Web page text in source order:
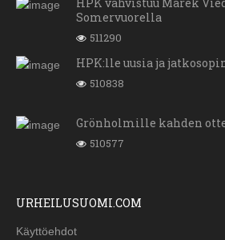
Somervuorella
511290
HPK:lle uusia ja
510838
Grönholmille kahden
510577
URHEILUSUOMI.COM
Käyttöehdot